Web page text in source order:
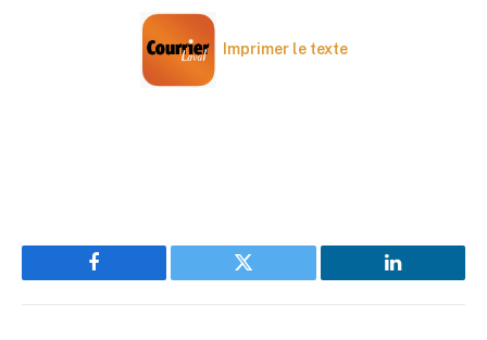
Imprimer le texte
Facebook Twitter LinkedIn